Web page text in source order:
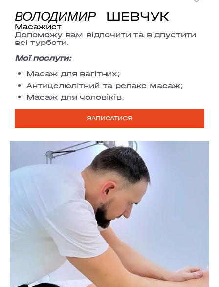
ВОЛОДИМИР ШЕВЧУК
Масажист
Допоможу вам відпочити та відпустити
всі турботи.
Мої послуги:
Масаж для вагітних;
Антицелюлітний та релакс масаж;
Масаж для чоловіків.
ЗАПИСАТИСЯ